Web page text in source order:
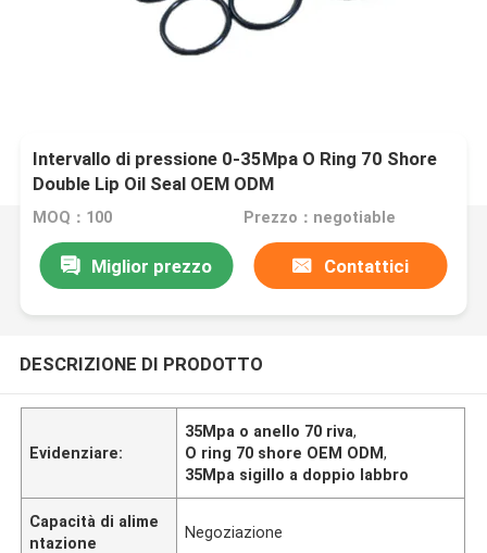
Intervallo di pressione 0-35Mpa O Ring 70 Shore
Double Lip Oil Seal OEM ODM
MOQ：100 Prezzo：negotiable
Miglior prezzo Contattici
DESCRIZIONE DI PRODOTTO
Evidenziare:
35Mpa o anello 70 riva,
O ring 70 shore OEM ODM,
35Mpa sigillo a doppio labbro
Capacità di alime
ntazione
Negoziazione